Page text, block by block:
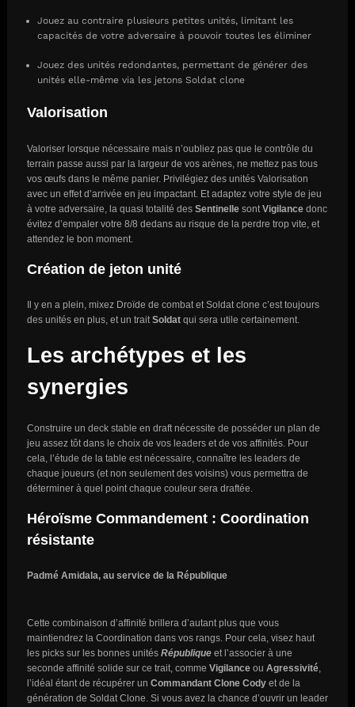
Jouez au contraire plusieurs petites unités, limitant les
capacités de votre adversaire à pouvoir toutes les éliminer
Jouez des unités redondantes, permettant de générer des
unités elle-même via les jetons Soldat clone
Valorisation
Valoriser lorsque nécessaire mais n’oubliez pas que le contrôle du
terrain passe aussi par la largeur de vos arènes, ne mettez pas tous
vos œufs dans le même panier. Privilégiez des unités Valorisation
avec un effet d’arrivée en jeu impactant. Et adaptez votre style de jeu
à votre adversaire, la quasi totalité des Sentinelle sontVigilance donc
évitez d’empaler votre 8/8 dedans au risque de la perdre trop vite, et
attendez le bon moment.
Création de jeton unité
Il y en a plein, mixez Droïde de combat et Soldat clone c’est toujours
des unités en plus, et un traitSoldatqui sera utile certainement.
Les archétypes et les
synergies
Construire un deck stable en draft nécessite de posséder un plan de
jeu assez tôt dans le choix de vos leaders et de vos affinités. Pour
cela, l’étude de la table est nécessaire, connaître les leaders de
chaque joueurs (et non seulement des voisins) vous permettra de
déterminer à quel point chaque couleur sera draftée.
Héroïsme Commandement : Coordination
résistante
Padmé Amidala, au service de la République
Cette combinaison d’affinité brillera d’autant plus que vous
maintiendrez la Coordination dans vos rangs. Pour cela, visez haut
les picks sur les bonnes unités Républiqueet l’associer à une
seconde affinité solide sur ce trait, comme Vigilanceou Agressivité,
l’idéal étant de récupérer un Commandant Clone Codyet de la
génération de Soldat Clone. Si vous avez la chance d’ouvrir un leader